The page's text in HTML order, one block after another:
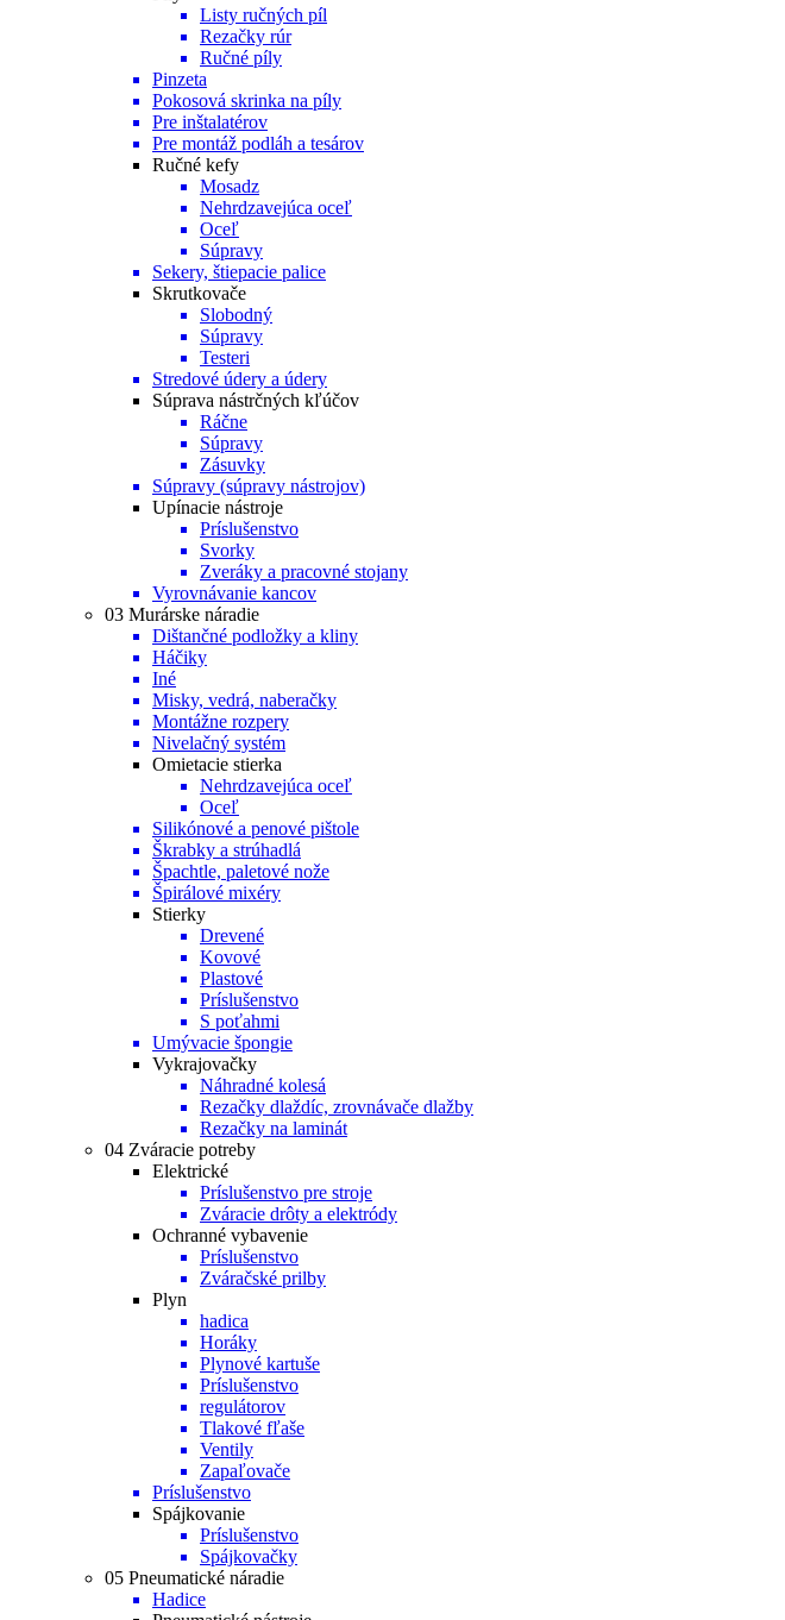
Listy ručných píl
Rezačky rúr
Ručné píly
Pinzeta
Pokosová skrinka na píly
Pre inštalatérov
Pre montáž podláh a tesárov
Ručné kefy
Mosadz
Nehrdzavejúca oceľ
Oceľ
Súpravy
Sekery, štiepacie palice
Skrutkovače
Slobodný
Súpravy
Testeri
Stredové údery a údery
Súprava nástrčných kľúčov
Ráčne
Súpravy
Zásuvky
Súpravy (súpravy nástrojov)
Upínacie nástroje
Príslušenstvo
Svorky
Zveráky a pracovné stojany
Vyrovnávanie kancov
03 Murárske náradie
Dištančné podložky a kliny
Háčiky
Iné
Misky, vedrá, naberačky
Montážne rozpery
Nivelačný systém
Omietacie stierka
Nehrdzavejúca oceľ
Oceľ
Silikónové a penové pištole
Škrabky a strúhadlá
Špachtle, paletové nože
Špirálové mixéry
Stierky
Drevené
Kovové
Plastové
Príslušenstvo
S poťahmi
Umývacie špongie
Vykrajovačky
Náhradné kolesá
Rezačky dlaždíc, zrovnávače dlažby
Rezačky na laminát
04 Zváracie potreby
Elektrické
Príslušenstvo pre stroje
Zváracie drôty a elektródy
Ochranné vybavenie
Príslušenstvo
Zváračské prilby
Plyn
hadica
Horáky
Plynové kartuše
Príslušenstvo
regulátorov
Tlakové fľaše
Ventily
Zapaľovače
Príslušenstvo
Spájkovanie
Príslušenstvo
Spájkovačky
05 Pneumatické náradie
Hadice